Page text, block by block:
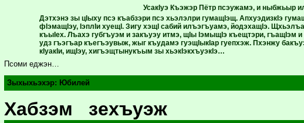
УсакIуэ Къэжэр Пётр псэужамэ, и ныбжьыр
Дэтхэнэ зы цIыху псэ къабзэри псэ хьэлэлри гумащIэщ. АпхуэдизкIэ
фIэмащIэу, IэплIи хуещI. Зигу хэщI сабий илъэгъуамэ, йодэхащIэ.
къыIех. Лъахэ губгъуэм и закъуэу итмэ, щIы IэмыщIэ къещтэри, гъащIэм
удз гъэгъар къегъэувыж, жыг къудамэ гуэщIыкIар гуепхэж. Пхэнжу
кIуакIи, ищIэу, хигъэщтынукъым зы хьэкIэкхъуэкIэ…
Псоми еджэн…
Зыхыхьэхэр: Юбилей
Хабзэм зехъуэж